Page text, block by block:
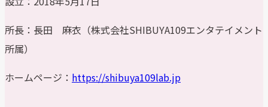
所長：長田 麻衣（株式会社SHIBUYA109エンタテイメント
所属）
ホームページ： https://shibuya109lab.jp